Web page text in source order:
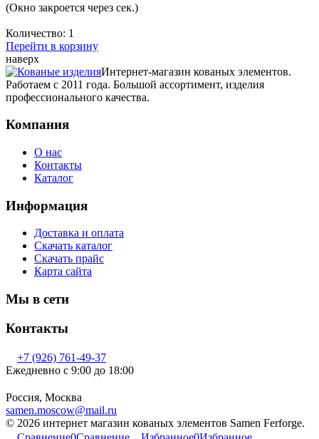
(Окно закроется через сек.)
Количество: 1
Перейти в корзину
наверх
Интернет-магазин кованых элементов.
Работаем с 2011 года. Большой ассортимент, изделия
профессионального качества.
Компания
О нас
Контакты
Каталог
Информация
Доставка и оплата
Скачать каталог
Скачать прайс
Карта сайта
Мы в сети
Контакты
+7 (926) 761-49-37
Ежедневно с 9:00 до 18:00
Россия, Москва
samen.moscow@mail.ru
© 2026 интернет магазин кованых элементов Samen Ferforge.